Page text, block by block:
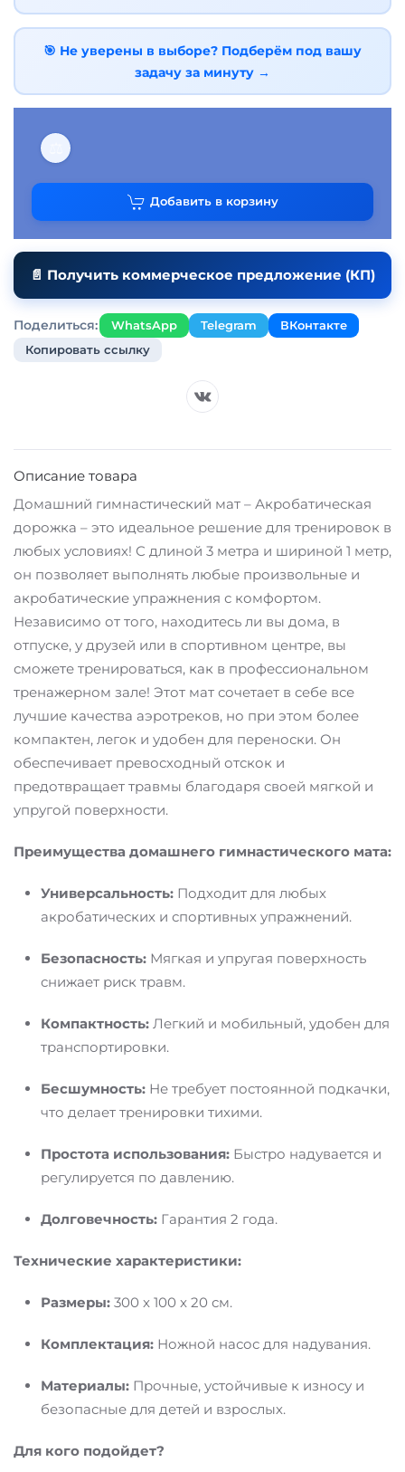
🎯 Не уверены в выборе? Подберём под вашу
задачу за минуту →
Добавить в корзину
📄 Получить коммерческое предложение (КП)
Поделиться: WhatsApp Telegram
ВКонтакте
Копировать ссылку
Описание товара
Домашний гимнастический мат – Акробатическая
дорожка – это идеальное решение для тренировок в
любых условиях! С длиной 3 метра и шириной 1 метр,
он позволяет выполнять любые произвольные и
акробатические упражнения с комфортом.
Независимо от того, находитесь ли вы дома, в
отпуске, у друзей или в спортивном центре, вы
сможете тренироваться, как в профессиональном
тренажерном зале! Этот мат сочетает в себе все
лучшие качества аэротреков, но при этом более
компактен, легок и удобен для переноски. Он
обеспечивает превосходный отскок и
предотвращает травмы благодаря своей мягкой и
упругой поверхности.
Преимущества домашнего гимнастического мата:
Универсальность: Подходит для любых
акробатических и спортивных упражнений.
Безопасность: Мягкая и упругая поверхность
снижает риск травм.
Компактность: Легкий и мобильный, удобен для
транспортировки.
Бесшумность: Не требует постоянной подкачки,
что делает тренировки тихими.
Простота использования: Быстро надувается и
регулируется по давлению.
Долговечность: Гарантия 2 года.
Технические характеристики:
Размеры: 300 x 100 x 20 см.
Комплектация: Ножной насос для надувания.
Материалы: Прочные, устойчивые к износу и
безопасные для детей и взрослых.
Для кого подойдет?